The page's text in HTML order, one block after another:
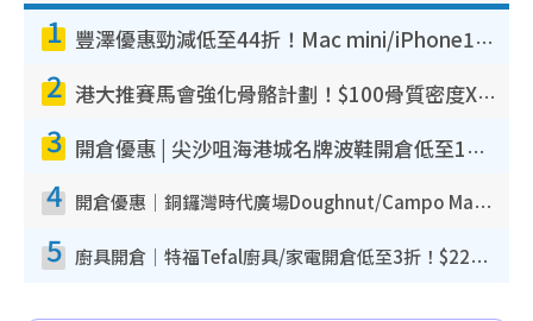
1 豐澤優惠勁減低至44折！Mac mini/iPhone17Pro大減價！廚房家電$220起
2 港大推賽馬會強化骨骼計劃！$100骨質密度X光檢查 完成免費運動訓練送超市禮券！附參加資格
3 開倉優惠 | 尖沙咀海港城名牌波鞋開倉低至1折！On鞋$899起／Joy&Peace鞋履$98起
4 開倉優惠｜銅鑼灣時代廣場Doughnut/Campo Marzio開倉低至1折！背囊、書包、手袋劈價$200起
5 廚具開倉｜特福Tefal廚具/家電開倉低至3折！$220起買平底鍋/炒鑊/湯煲！電飯煲/吸塵機/燙斗$418起